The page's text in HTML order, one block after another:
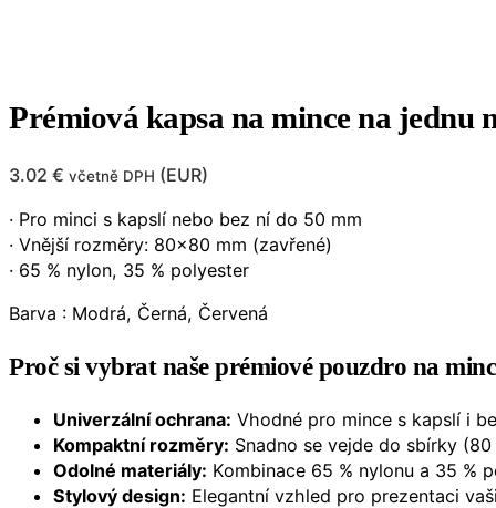
Prémiová kapsa na mince na jednu
3.02 € včetně DPH (EUR)
· Pro minci s kapslí nebo bez ní do 50 mm
· Vnější rozměry: 80×80 mm (zavřené)
· 65 % nylon, 35 % polyester
Barva : Modrá, Černá, Červená
Proč si vybrat naše prémiové pouzdro na
Univerzální ochrana: Vhodné pro mince s kapslí i
Kompaktní rozměry: Snadno se vejde do sbírky
Odolné materiály: Kombinace 65 % nylonu a 35 %
Stylový design: Elegantní vzhled pro prezentaci